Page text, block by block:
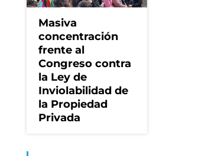
Masiva
concentración
frente al
Congreso contra
la Ley de
Inviolabilidad de
la Propiedad
Privada